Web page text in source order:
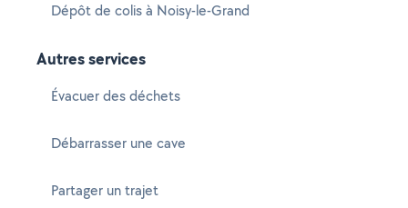
Dépôt de colis à Noisy-le-Grand
Autres services
Évacuer des déchets
Débarrasser une cave
Partager un trajet